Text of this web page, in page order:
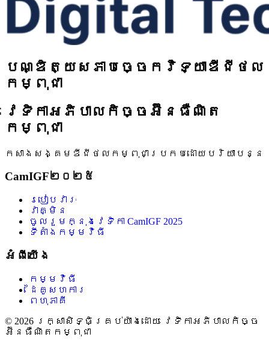
បណ្ឌិត្យសភាបច្ចេកវិទ្យាឌីជីថល
កម្ពុជា
វេទិកាអភិបាលកិច្ចអ៊ីនធឺណិត
កម្ពុជា
កសាងសង្គមឌីជីថលកម្ពុជាប្រកបដោយបរិយាបន្ន
CamIGF២០២៥
របៀបវារៈ
វាគ្មិន
ចូលរួមក្នុងវេទិកា CamIGF 2025
ទីតាំងកម្មវិធី
អំពីយើង
កម្មវិធី
ដៃគូសហការ
ពហុភាគី
© 2026 រក្សាសិទ្ធិគ្រប់យ៉ាងដោយ វេទិកាអភិបាលកិច្ច
អ៊ីនធឺណិតកម្ពុជា